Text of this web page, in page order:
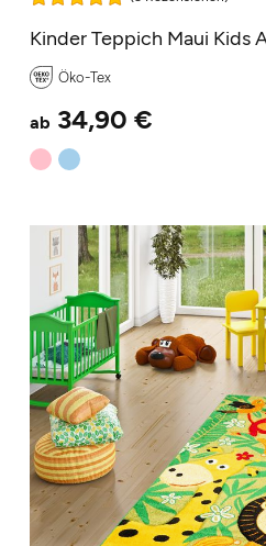
Kinder Teppich Maui Kids
Öko-Tex
ab 34,90 €